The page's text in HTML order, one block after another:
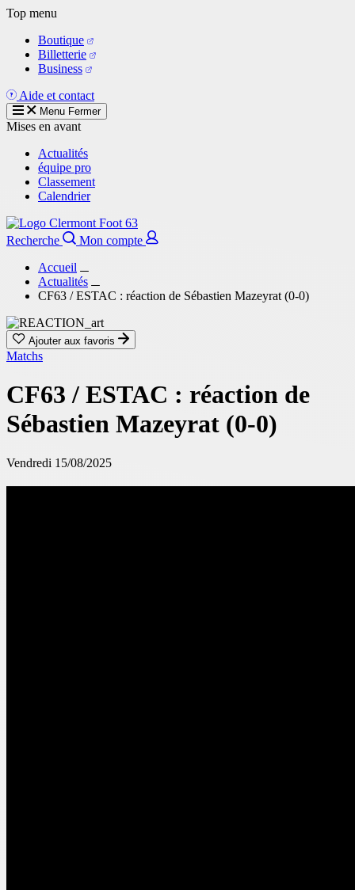
Aller
contenu
principal
Top menu
Boutique
Billetterie
Business
Aide et contact
Menu Fermer
Mises en avant
Actualités
équipe pro
Classement
Calendrier
Recherche
Mon compte
Accueil
Actualités
CF63 / ESTAC : réaction de Sébastien Mazeyrat (0-0)
Ajouter aux favoris
Matchs
CF63 / ESTAC : réaction de
Sébastien Mazeyrat (0-0)
Vendredi 15/08/2025